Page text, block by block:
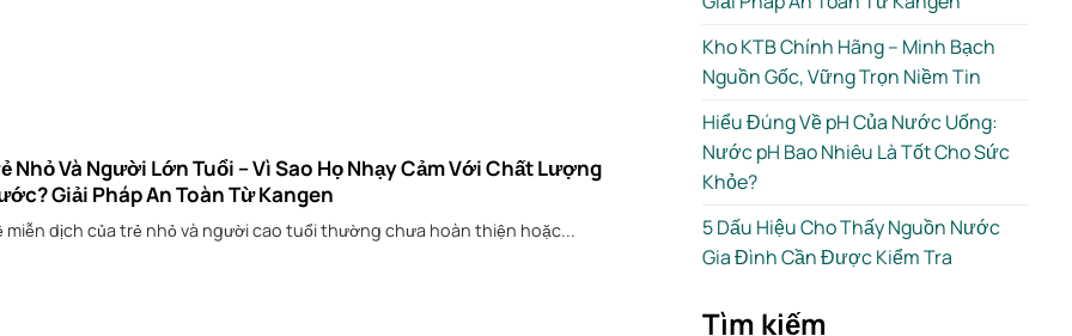
Nhỏ Và Người Lớn Tuổi – Vì Sao Họ Nhạy Cảm Với Chất Lượng
Giải Pháp An Toàn Từ Kangen
miễn dịch của trẻ nhỏ và người cao tuổi thường chưa hoàn thiện hoặc...
Kho KTB Chính Hãng – Minh Bạch
Nguồn Gốc, Vững Trọn Niềm Tin
Hiểu Đúng Về pH Của Nước Uống:
Nước pH Bao Nhiêu Là Tốt Cho Sức
Khỏe?
5 Dấu Hiệu Cho Thấy Nguồn Nước
Gia Đình Cần Được Kiểm Tra
Tìm kiếm